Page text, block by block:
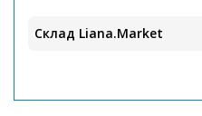
Склад Liana.Market